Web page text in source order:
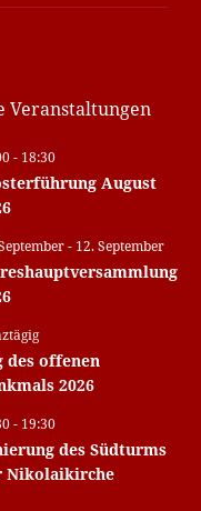
Veranstaltungen
- 18:30
August
- 12. September
des offenen
2026
- 19:30
des Südturms
Nikolaikirche